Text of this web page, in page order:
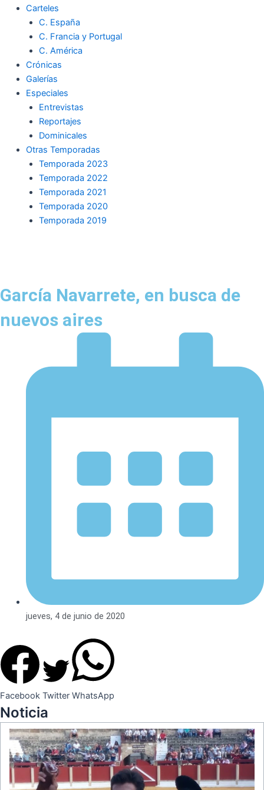
Carteles
C. España
C. Francia y Portugal
C. América
Crónicas
Galerías
Especiales
Entrevistas
Reportajes
Dominicales
Otras Temporadas
Temporada 2023
Temporada 2022
Temporada 2021
Temporada 2020
Temporada 2019
García Navarrete, en busca de
nuevos aires
jueves, 4 de junio de 2020
Facebook Twitter WhatsApp
Noticia